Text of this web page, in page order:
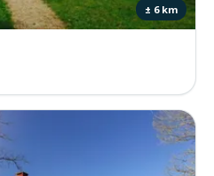
± 6 km